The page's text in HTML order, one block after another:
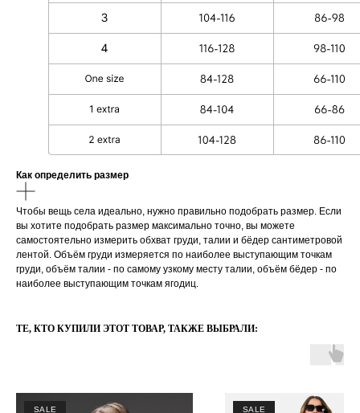
Как определить размер
Чтобы вещь села идеально, нужно правильно подобрать размер. Если
вы хотите подобрать размер максимально точно, вы можете
самостоятельно измерить обхват груди, талии и бёдер сантиметровой
лентой. Объём груди измеряется по наиболее выступающим точкам
груди, oбъём талии - по самому узкому месту талии, oбъём бёдер - по
наиболее выступающим точкам ягодиц.
ТЕ, КТО КУПИЛИ ЭТОТ ТОВАР, ТАКЖЕ ВЫБРАЛИ:
SALE SALE